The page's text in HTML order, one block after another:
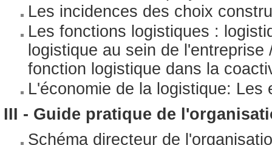
Les incidences des choix
Les fonctions logistiques :
logistique au sein de
fonction logistique dans la
L'économie de la logistique: Les
III - Guide pratique de
Schéma directeur de